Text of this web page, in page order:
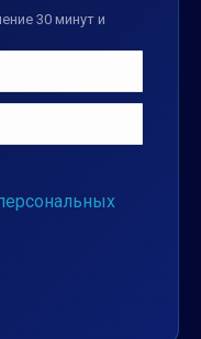
30 минут и